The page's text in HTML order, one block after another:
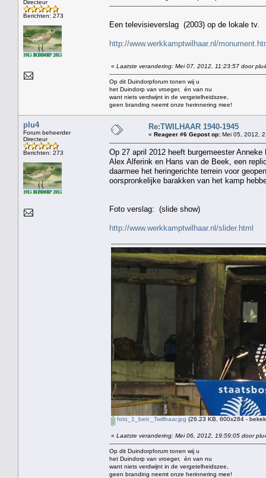
Directeur
Berichten: 273
Een televisieverslag (2003) op de lokale tv.
http://www.werkkamptwilhaar.nl/
« Laatste verandering: Mei 07, 2012, 11:23:57 door
Op dit Duindorpforum tonen wij u
het Duindorp van vroeger, én van nu
want niets verdwijnt in de vergetelheidszee,
geen branding neemt onze herinnering mee!
plu4
Forum beheerder
Directeur
Berichten: 273
Re:TWILHAAR 1940-1945
« Reageer #6 Gepost op: Mei 05, 2012,
Op 27 april 2012 heeft burgemeester
Alex Alferink en Hans van de Beek, een
daarmee het heringerichte terrein voor
oorspronkelijke barakken van het kamp
Foto verslag: (slide show)
http://www.werkkamptwilhaar.nl/slider.html
foto_1_betr._Twillhaar.jpg (26.23 KB, 600x284 -
« Laatste verandering: Mei 06, 2012, 19:59:05 door
Op dit Duindorpforum tonen wij u
het Duindorp van vroeger, én van nu
want niets verdwijnt in de vergetelheidszee,
geen branding neemt onze herinnering mee!